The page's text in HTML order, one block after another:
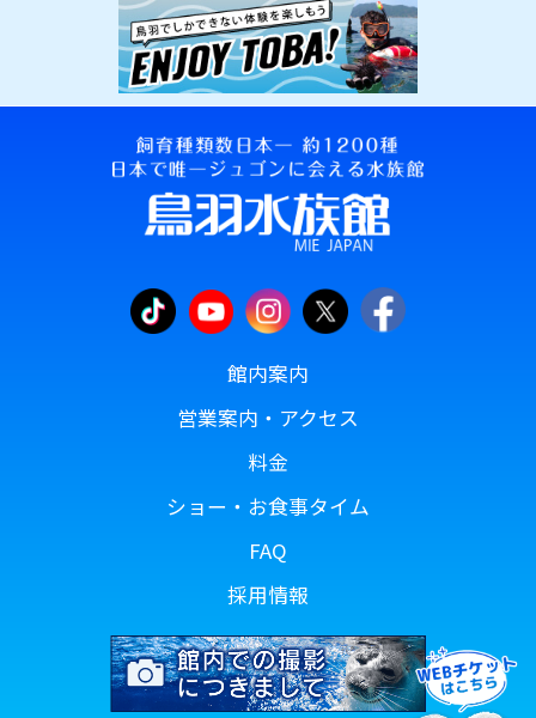
館内案内
営業案内・アクセス
料金
ショー・お食事タイム
FAQ
採用情報